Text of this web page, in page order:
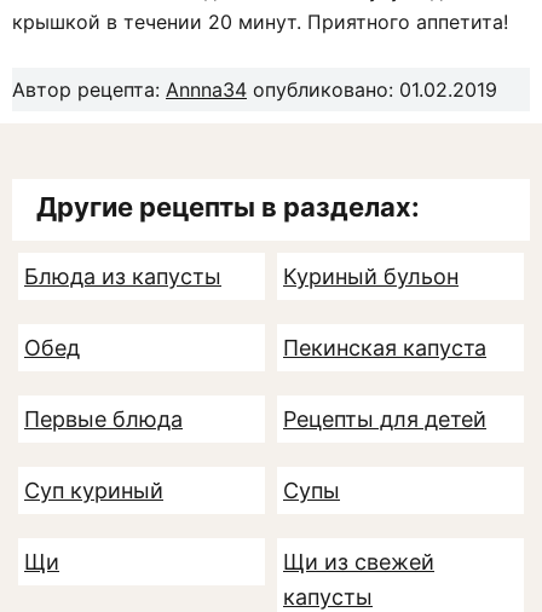
крышкой в течении 20 минут. Приятного аппетита!
Автор рецепта: Annna34 опубликовано: 01.02.2019
Другие рецепты в разделах:
Блюда из капусты Куриный бульон
Обед Пекинская капуста
Первые блюда Рецепты для детей
Суп куриный Супы
Щи
Щи из свежей
капусты